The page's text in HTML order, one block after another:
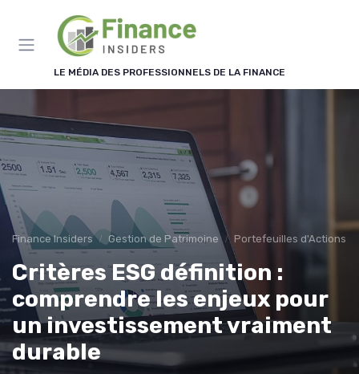
LE MÉDIA DES PROFESSIONNELS DE LA FINANCE
Finance Insiders Gestion de Patrimoine Portefeuilles d'Actions
Critères ESG définition :
comprendre les enjeux pour
un investissement vraiment
durable